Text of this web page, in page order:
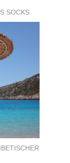
SOCKS